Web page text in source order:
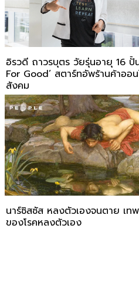
อิรวดี ถาวรบุตร วัยรุ่นอายุ 16 ปั้
For Good’ สตาร์ทอัพร้านค้าออ
สังคม
นาร์ซิสซัส หลงตัวเองจนตาย เท
ของโรคหลงตัวเอง